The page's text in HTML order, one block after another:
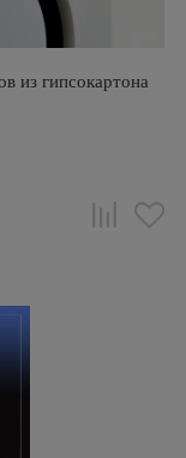
из гипсокартона